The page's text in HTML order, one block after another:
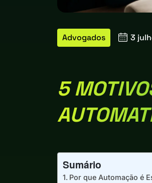
Advogados 3
5
Sumário
Por que Automação é